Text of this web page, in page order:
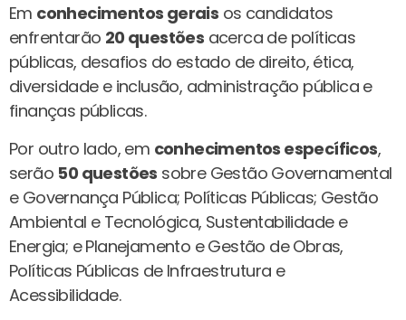
Em conhecimentos gerais os candidatos
enfrentarão 20 questões acerca de políticas
públicas, desafios do estado de direito, ética,
diversidade e inclusão, administração pública e
finanças públicas.
Por outro lado, em conhecimentos específicos,
serão 50 questões sobre Gestão Governamental
e Governança Pública; Políticas Públicas; Gestão
Ambiental e Tecnológica, Sustentabilidade e
Energia; e Planejamento e Gestão de Obras,
Políticas Públicas de Infraestrutura e
Acessibilidade.